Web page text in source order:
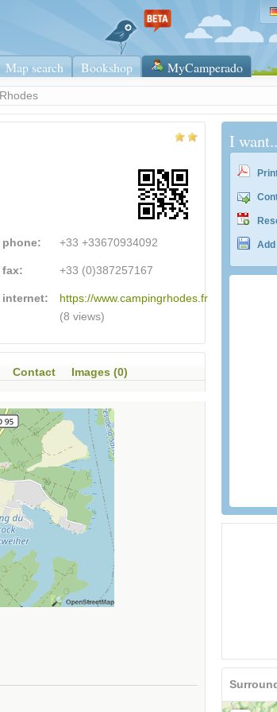
Map search Bookshop MyCamperado
Rhodes
phone: +33 +33670934092
fax: +33 (0)387257167
internet:
https://www.campingrhodes.fr
(8 views)
Contact
Images (0)
I